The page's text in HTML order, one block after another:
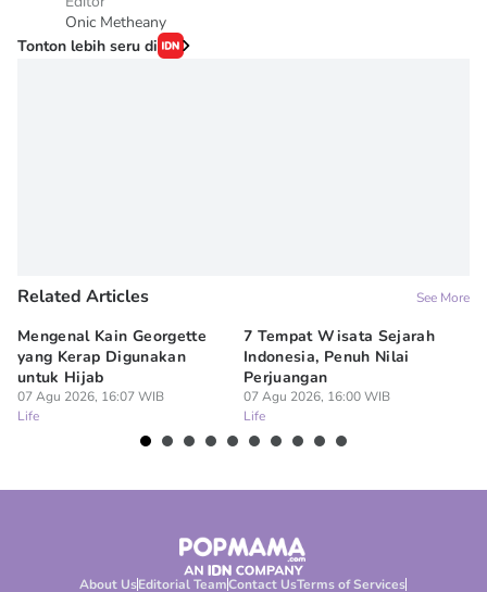
Onic Metheany
Tonton lebih seru di
Related Articles See More
Mengenal Kain Georgette
yang Kerap Digunakan
untuk Hijab
07 Agu 2026, 16:07 WIB
Life
7 Tempat Wisata Sejarah
Indonesia, Penuh Nilai
Perjuangan
07 Agu 2026, 16:00 WIB
Life
About UsEditorial TeamContact UsTerms of Services